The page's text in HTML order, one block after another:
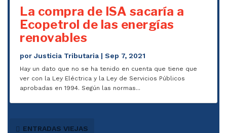
La compra de ISA sacaría a
Ecopetrol de las energías
renovables
porJusticia Tributaria |Sep 7, 2021
Hay un dato que no se ha tenido en cuenta que tiene que
ver con la Ley Eléctrica y la Ley de Servicios Públicos
aprobadas en 1994. Según las normas...
ENTRADAS VIEJAS